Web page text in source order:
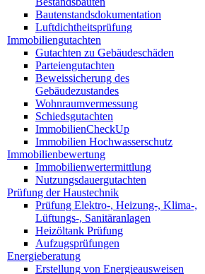
Bautenstandsdokumentation
Luftdichtheitsprüfung
Immobiliengutachten
Gutachten zu Gebäudeschäden
Parteiengutachten
Beweissicherung des
Gebäudezustandes
Wohnraumvermessung
Schiedsgutachten
ImmobilienCheckUp
Immobilien Hochwasserschutz
Immobilienbewertung
Immobilienwertermittlung
Nutzungsdauergutachten
Prüfung der Haustechnik
Prüfung Elektro-, Heizung-, Klima-,
Lüftungs-, Sanitäranlagen
Heizöltank Prüfung
Aufzugsprüfungen
Energieberatung
Erstellung von Energieausweisen